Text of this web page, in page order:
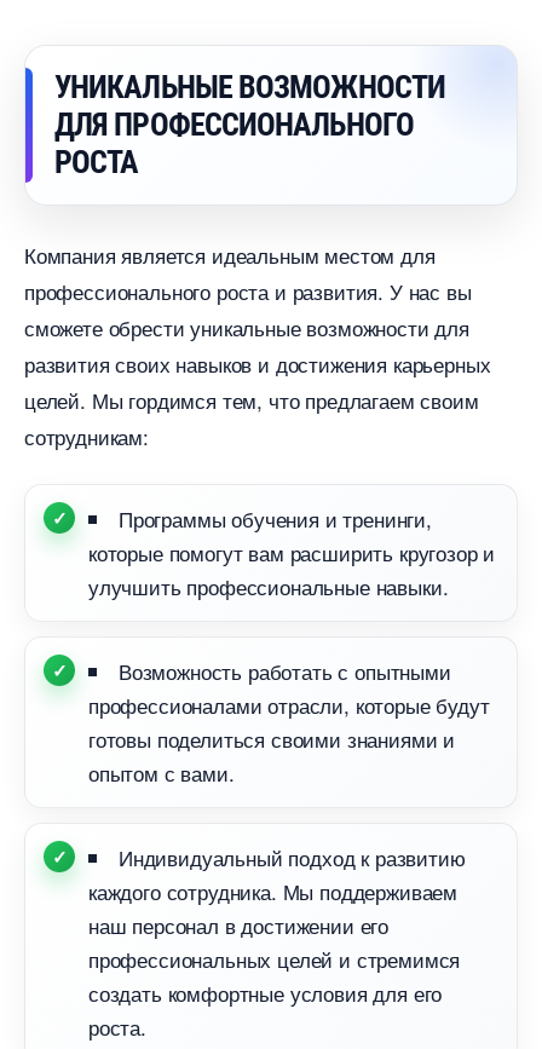
УНИКАЛЬНЫЕ ВОЗМОЖНОСТИ
ДЛЯ ПРОФЕССИОНАЛЬНОГО
РОСТА
Компания является идеальным местом для
профессионального роста и развития. У нас вы
сможете обрести уникальные возможности для
развития своих навыков и достижения карьерных
целей. Мы гордимся тем, что предлагаем своим
сотрудникам:
Программы обучения и тренинги,
которые помогут вам расширить кругозор и
улучшить профессиональные навыки.
озможность работать с опытными
профессионалами отрасли, которые будут
отовы поделиться своими знаниями и
опытом с вами.
Индивидуальный подход к развитию
каждого сотрудника. Мы поддерживаем
наш персонал в достижении его
профессиональных целей и стремимся
создать комфортные условия для его
роста.